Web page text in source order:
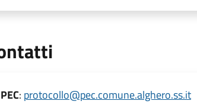
PEC: protocollo@pec.comune.alghero.ss.it